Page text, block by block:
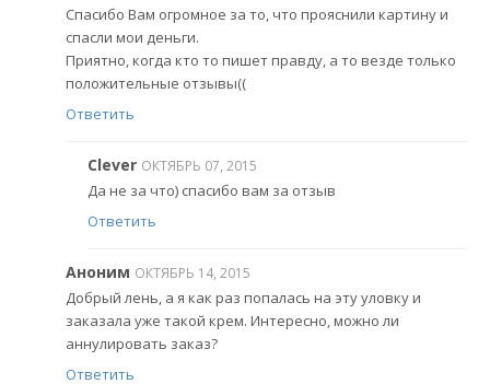
Спасибо Вам огромное за то, что прояснили картину и
спасли мои деньги.
Приятно, когда кто то пишет правду, а то везде только
положительные отзывы((
Ответить
Clever ОКТЯБРЬ 07, 2015
Да не за что) спасибо вам за отзыв
Ответить
Аноним ОКТЯБРЬ 14, 2015
Добрый лень, а я как раз попалась на эту уловку и
заказала уже такой крем. Интересно, можно ли
аннулировать заказ?
Ответить